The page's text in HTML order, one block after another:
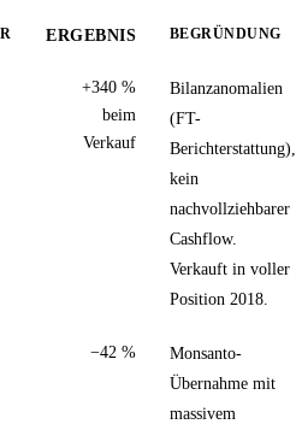
ERGEBNIS BEGRÜNDUNG
+340 %
beim
Verkauf
Bilanzanomalien
(FT-
Berichterstattung),
kein
nachvollziehbarer
Cashflow.
Verkauft in voller
Position 2018.
−42 %
Monsanto-
Übernahme mit
massivem